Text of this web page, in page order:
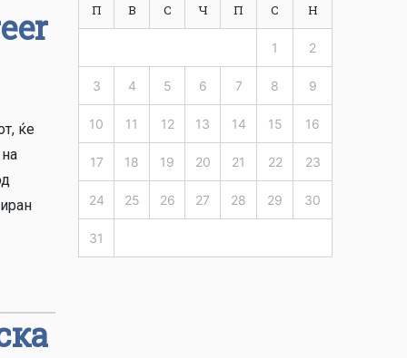
ќе
П В С Ч П С Н
1 2
3 4 5 6 7 8 9
10 11 12 13 14 15 16
17 18 19 20 21 22 23
24 25 26 27 28 29 30
31